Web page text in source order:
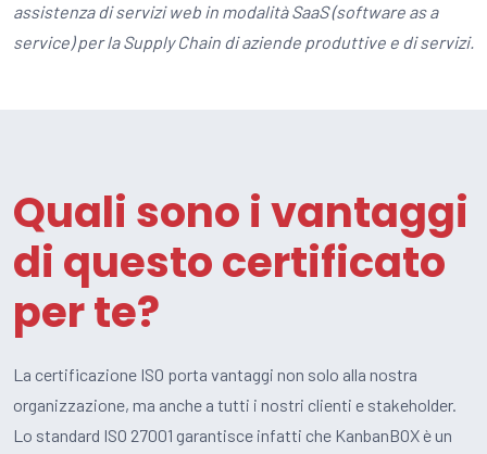
assistenza di servizi web in modalità SaaS (software as a
service) per la Supply Chain di aziende produttive e di servizi.
Quali sono i vantaggi
di questo certificato
per te?
La certificazione ISO porta vantaggi non solo alla nostra
organizzazione, ma anche a tutti i nostri clienti e stakeholder.
Lo standard ISO 27001 garantisce infatti che KanbanBOX è un